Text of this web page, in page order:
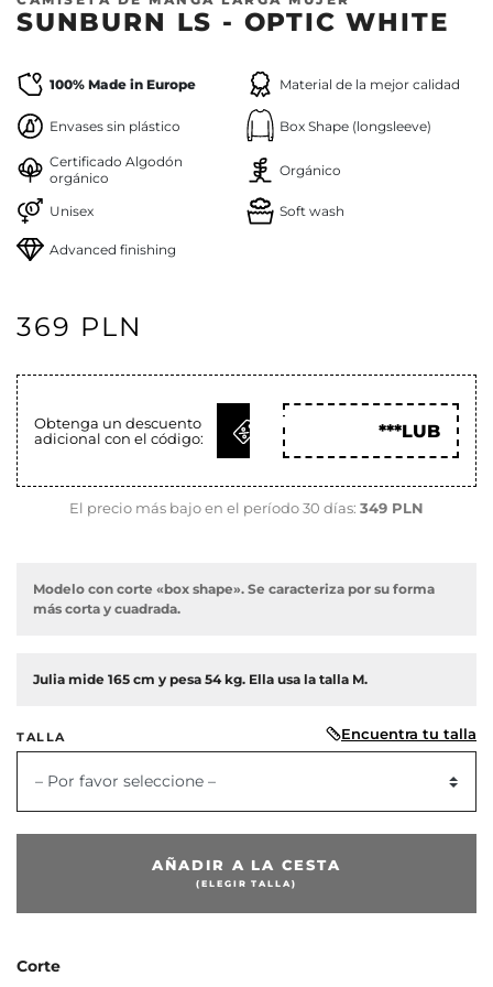
SUNBURN LS - OPTIC WHITE
100% Made in Europe Material de la mejor calidad
Envases sin plástico Box Shape (longsleeve)
Certificado Algodón
orgánico
Orgánico
Unisex Soft wash
Advanced finishing
369 PLN
Obtenga un descuento
adicional con el código:
OBTENER
***LUB
El precio más bajo en el período 30 días: 349 PLN
Modelo con corte «box shape». Se caracteriza por su forma
más corta y cuadrada.
Julia mide 165 cm y pesa 54 kg. Ella usa la talla M.
TALLA Encuentra tu talla
– Por favor seleccione –
AÑADIR A LA CESTA
(ELEGIR TALLA)
Corte